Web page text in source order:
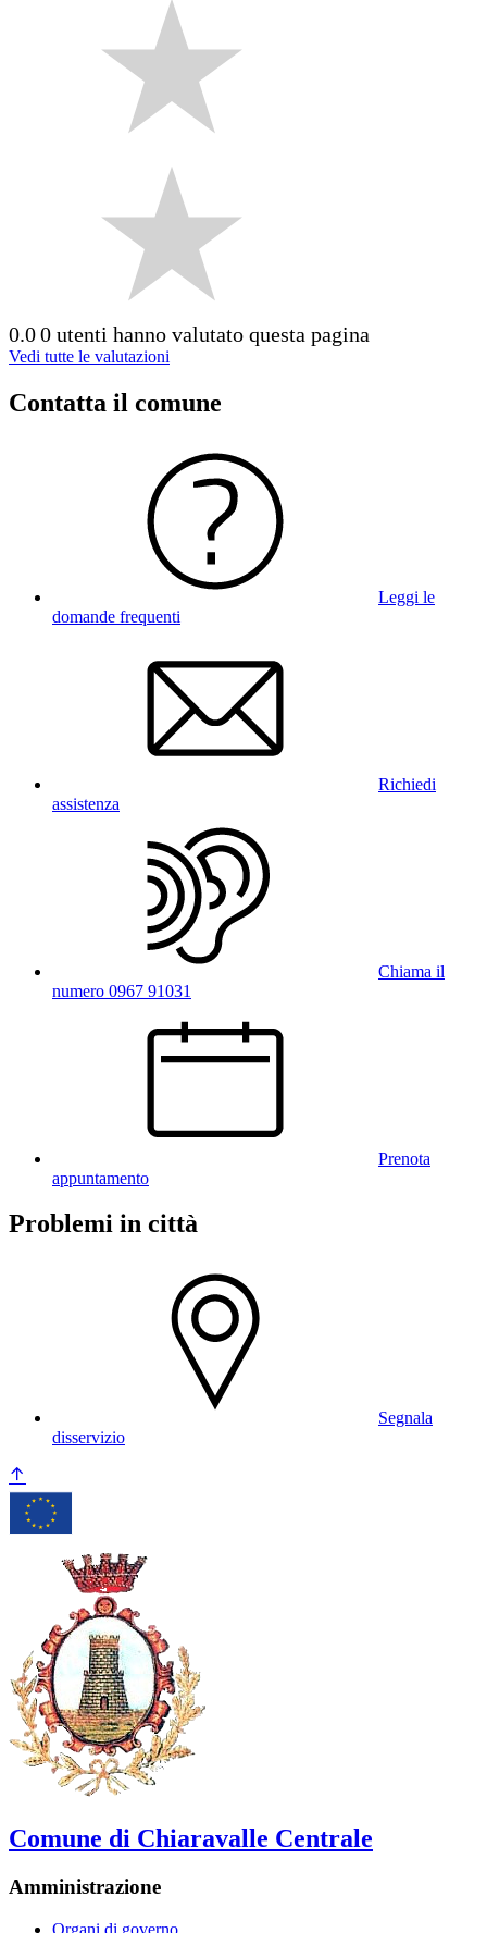
0.00 utenti hanno valutato questa pagina
Vedi tutte le valutazioni
Contatta il comune
Leggi le
domande frequenti
Richiedi
assistenza
Chiama il
numero 0967 91031
Prenota
appuntamento
Problemi in città
Segnala
disservizio
Comune di Chiaravalle Centrale
Amministrazione
Organi di governo